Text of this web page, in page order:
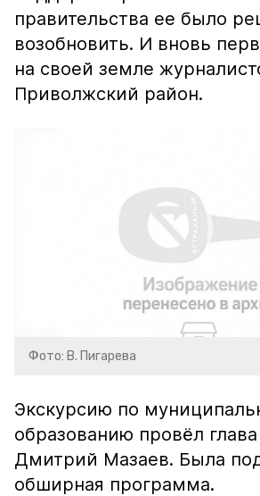
правительства ее было
возобновить. И вновь
на своей земле
Приволжский район.
Фото: В. Пигарева
Экскурсию по
образованию провёл
Дмитрий Мазаев. Была
обширная программа.